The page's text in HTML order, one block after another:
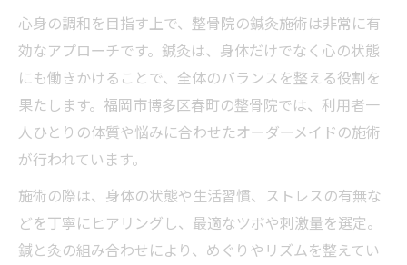
心身の調和を目指す上で、整骨院の鍼灸施術は非常に有
効なアプローチです。鍼灸は、身体だけでなく心の状態
にも働きかけることで、全体のバランスを整える役割を
果たします。福岡市博多区春町の整骨院では、利用者一
人ひとりの体質や悩みに合わせたオーダーメイドの施術
が行われています。
施術の際は、身体の状態や生活習慣、ストレスの有無な
どを丁寧にヒアリングし、最適なツボや刺激量を選定。
鍼と灸の組み合わせにより、めぐりやリズムを整えてい